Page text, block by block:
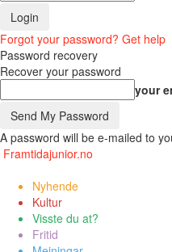
Forgot your password? Get help
Password recovery
Recover your password
your
A password will be e-mailed to
Framtidajunior.no
Nyhende
Kultur
Visste du at?
Fritid